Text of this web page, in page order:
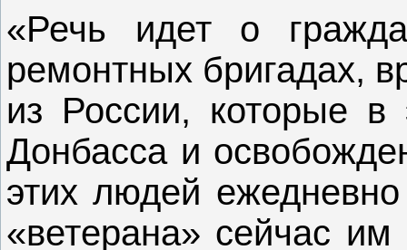
«Речь идет о
ремонтных бригадах,
из России, которые
Донбасса и
этих людей
«ветерана» сейчас им